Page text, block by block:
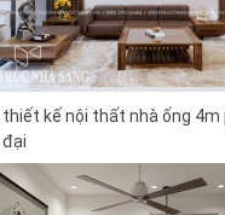
thiết kế nội thất nhà ống 4m
đại